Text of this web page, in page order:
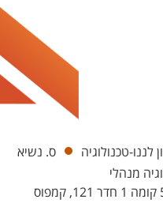
טכנולוגיה
ס. נשיא
מנהלי
בניין ננוטכנולוגיה ע"ש אילזה כץ -51 קומה 1 חדר 121, קמפוס